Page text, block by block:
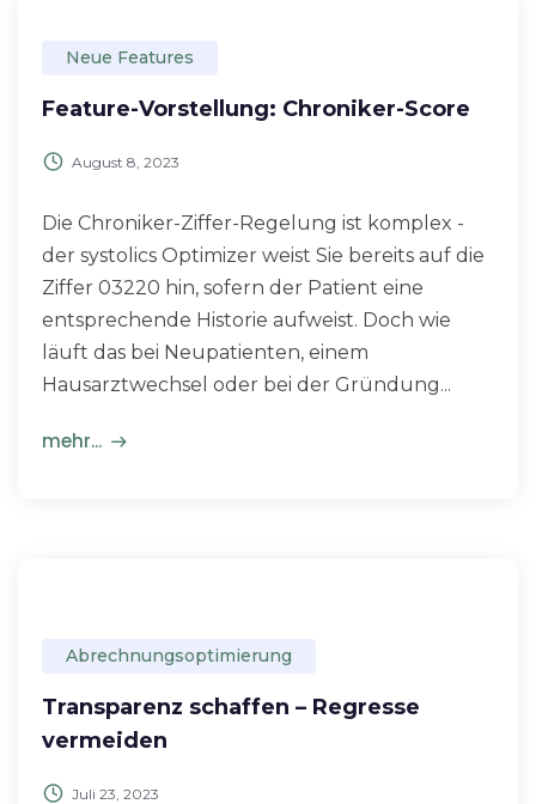
Neue Features
Feature-Vorstellung: Chroniker-Score
August 8, 2023
Die Chroniker-Ziffer-Regelung ist komplex -
der systolics Optimizer weist Sie bereits auf die
Ziffer 03220 hin, sofern der Patient eine
entsprechende Historie aufweist. Doch wie
läuft das bei Neupatienten, einem
Hausarztwechsel oder bei der Gründung...
mehr...
Abrechnungsoptimierung
Transparenz schaffen – Regresse
vermeiden
Juli 23, 2023